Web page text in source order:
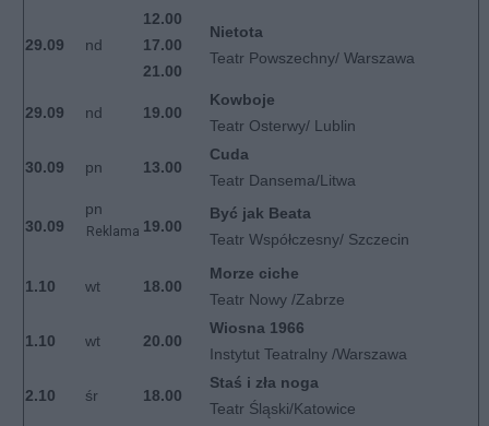
29.09 nd
12.00
17.00
21.00
Nietota
Teatr Powszechny/ Warszawa
29.09 nd 19.00
Kowboje
Teatr Osterwy/ Lublin
30.09 pn 13.00
Cuda
Teatr Dansema/Litwa
30.09
pn
Reklama 19.00
Być jak Beata
Teatr Współczesny/ Szczecin
1.10 wt 18.00
Morze ciche
Teatr Nowy /Zabrze
1.10 wt 20.00
Wiosna 1966
Instytut Teatralny /Warszawa
2.10 śr 18.00
Staś i zła noga
Teatr Śląski/Katowice